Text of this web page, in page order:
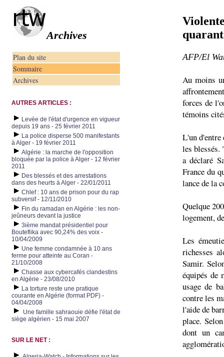
Archives
Plan du site
Sommaire
Archives
AUTRES ARTICLES :
Levée de l'état d'urgence en vigueur
depuis 19 ans - 25 février 2011
La police disperse 500 manifestants
à Alger - 19 février 2011
Algérie : la marche de l'opposition
bloquée par la police à Alger - 12 février
2011
Des blessés et des arrestations
dans des heurts à Alger - 22/01/2011
Chlef : 10 ans de prison pour du rap
subversif - 12/11/2010
Fin du ramadan en Algérie : les non-
jeûneurs devant la justice
3ième mandat présidentiel pour
Bouteflika avec 90,24% des voix -
10/04/2009
Une femme condamnée à 10 ans
ferme pour atteinte au Coran -
21/10/2008
Chasse aux cybercafés clandestins
en Algérie - 23/08/2010
La torture reste une pratique
courante en Algérie (format PDF) -
04/04/2008
Une famille sahraouie défie l'état de
siège algérien - 15 mai 2007
SUR LE NET :
AFP/El
Au moins
forces de
témoins
L'un
les blessés.
a déclaré
France du
lance de la
Quelque
logement,
Les
richesses
Samir.
équipés de
usage de
contre les
l'aide de
place.
dont un